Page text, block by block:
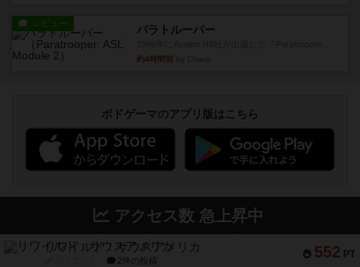
レビュー パラトルーパー
約4時間前
ボドゲーマのアプリ版はこちら
アクセス数 急上昇中
552 PT
リワイルド：サウスアメリカ
2件の投稿